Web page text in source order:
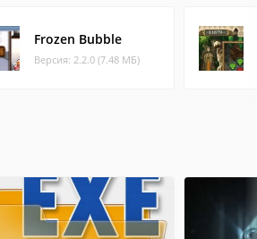
Frozen Bubble
Версия: 2.2.0 (7.48 МБ)